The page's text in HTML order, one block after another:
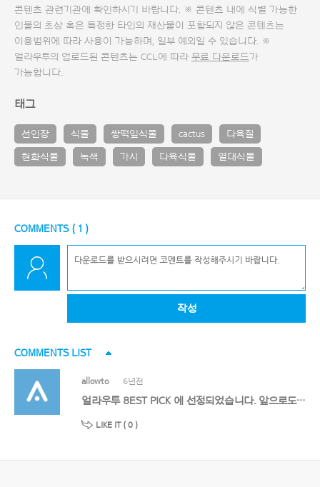
콘텐츠 관련기관에 확인하시기 바랍니다. ※ 콘텐츠 내에 식별 가능한
인물의 초상 혹은 특정한 타인의 재산물이 포함되지 않은 콘텐츠는
이용범위에 따라 사용이 가능하며, 일부 예외일 수 있습니다. ※
얼라우투의 업로드된 콘텐츠는 CCL에 따라 무료 다운로드 가
가능합니다.
태그
선인장 식물 쌍떡잎식물 cactus 다육질
현화식물 녹색 가시 다육식물 열대식물
COMMENTS ( 1 )
작성
COMMENTS LIST
allowto 6년전
얼라우투 8EST PICK 에 선정되었습니다. 앞으로도 멋진 작품 기대할게요!
LIKE IT ( 0 )